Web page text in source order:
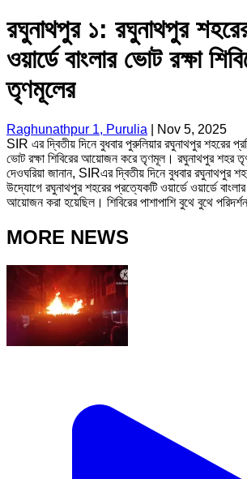
রঘুনাথপুর ১: রঘুনাথপুর শহরের
ওয়ার্ডে বাংলার ভোট রক্ষা
তৃণমূলের
Raghunathpur 1, Purulia
Nov 5, 2025
SIR এর দ্বিতীয় দিনে বুধবার পুরুলিয়ার রঘুনাথপুর শহরের
ভোট রক্ষা শিবিরের আয়োজন করে তৃণমূল। রঘুনাথপুর শহর
দেওঘরিয়া জানান, SIRএর দ্বিতীয় দিনে বুধবার রঘুনাথপুর
উদ্যোগে রঘুনাথপুর শহরের প্রত্যেকটি ওয়ার্ডে ওয়ার্ডে বাংলার
আয়োজন করা হয়েছিল। শিবিরের পাশাপাশি বুথে বুথে
MORE NEWS